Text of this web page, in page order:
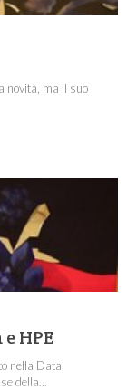
novità, ma il suo
HPE
nella Data
della...